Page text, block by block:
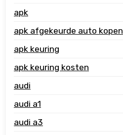
apk
apk afgekeurde auto kopen
apk keuring
apk keuring kosten
audi
audi a1
audi a3